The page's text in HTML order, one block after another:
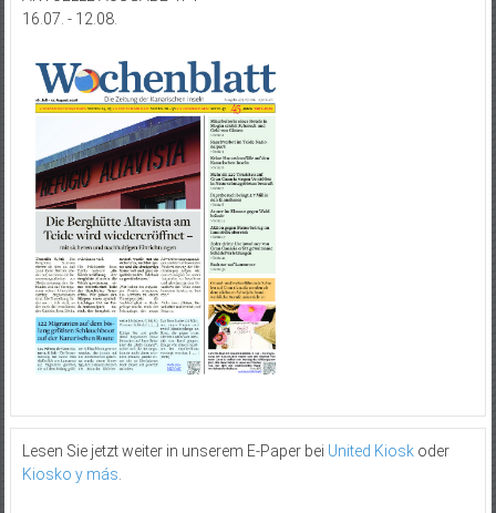
16.07. - 12.08.
Lesen Sie jetzt weiter in unserem E-Paper bei United Kioskoder
Kiosko y más.